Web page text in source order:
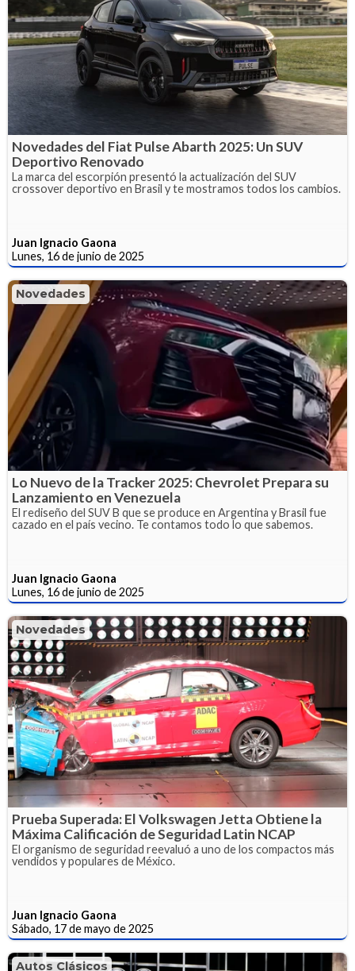
Novedades del Fiat Pulse Abarth 2025: Un SUV
Deportivo Renovado
La marca del escorpión presentó la actualización del SUV
crossover deportivo en Brasil y te mostramos todos los cambios.
Juan Ignacio Gaona
Lunes, 16 de junio de 2025
Novedades
Lo Nuevo de la Tracker 2025: Chevrolet Prepara su
Lanzamiento en Venezuela
El rediseño del SUV B que se produce en Argentina y Brasil fue
cazado en el país vecino. Te contamos todo lo que sabemos.
Juan Ignacio Gaona
Lunes, 16 de junio de 2025
Novedades
Prueba Superada: El Volkswagen Jetta Obtiene la
Máxima Calificación de Seguridad Latin NCAP
El organismo de seguridad reevaluó a uno de los compactos más
vendidos y populares de México.
Juan Ignacio Gaona
Sábado, 17 de mayo de 2025
Autos Clásicos